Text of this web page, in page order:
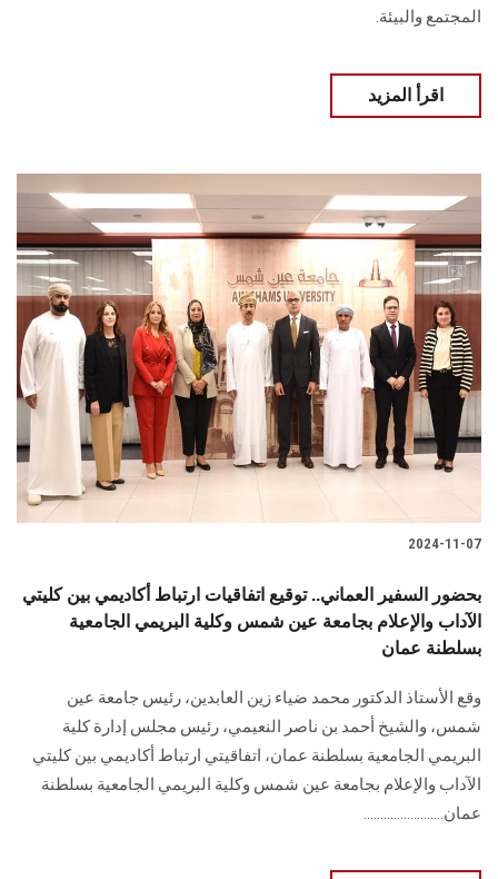
المجتمع والبيئة.
اقرأ المزيد
2024-11-07
بحضور السفير العماني.. توقيع اتفاقيات ارتباط أكاديمي بين كليتي
الآداب والإعلام بجامعة عين شمس وكلية البريمي الجامعية
بسلطنة عمان
وقع الأستاذ الدكتور محمد ضياء زين العابدين، رئيس جامعة عين
شمس، والشيخ أحمد بن ناصر النعيمي، رئيس مجلس إدارة كلية
البريمي الجامعية بسلطنة عمان، اتفاقيتي ارتباط أكاديمي بين كليتي
الآداب والإعلام بجامعة عين شمس وكلية البريمي الجامعية بسلطنة
عمان........................